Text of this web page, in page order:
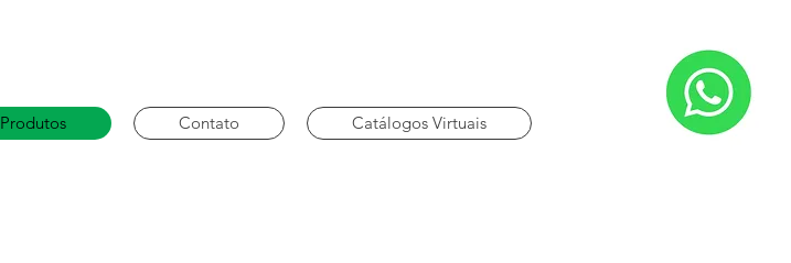
Produtos Contato Catálogos Virtuais